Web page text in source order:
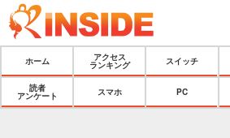
ホーム
アクセス
ランキング
スイッチ
読者
アンケート
スマホ PC